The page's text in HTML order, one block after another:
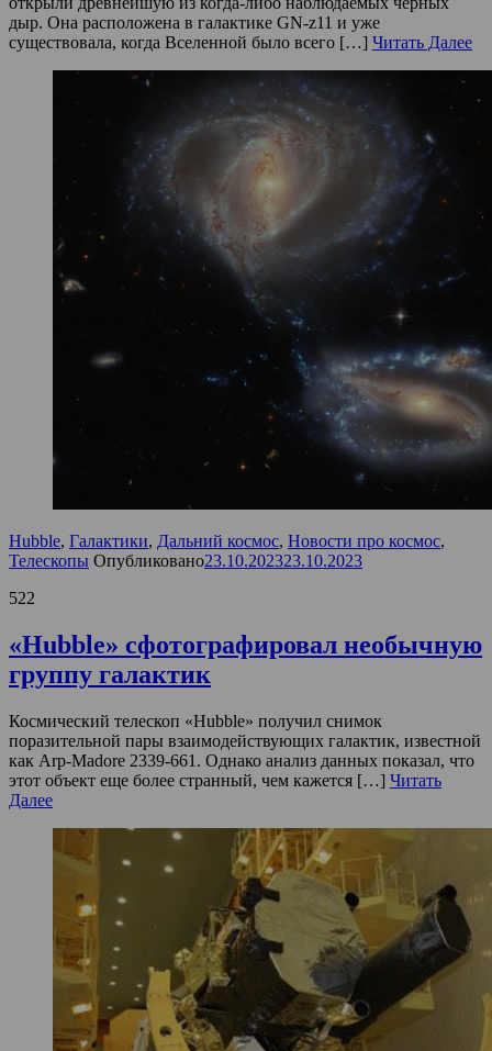
дыр. Она расположена в галактике GN-z11 и уже
существовала, когда Вселенной было всего […] Читать Далее
Hubble, Галактики, Дальний космос, Новости про космос,
Телескопы Опубликовано23.10.202323.10.2023
522
«Hubble» сфотографировал необычную
группу галактик
Космический телескоп «Hubble» получил снимок
поразительной пары взаимодействующих галактик, известной
как Arp-Madore 2339-661. Однако анализ данных показал, что
этот объект еще более странный, чем кажется […] Читать
Далее